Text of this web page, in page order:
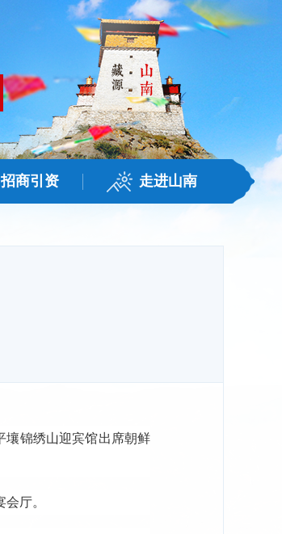
招商引资 走进山南
壤锦绣山迎宾馆出席朝鲜
厅。